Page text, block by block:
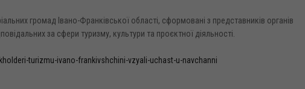
громад Івано-Франківської області, сформовані з представників органів
за сфери туризму, культури та проєктної діяльності.
turizmu-ivano-frankivshchini-vzyali-uchast-u-navchanni